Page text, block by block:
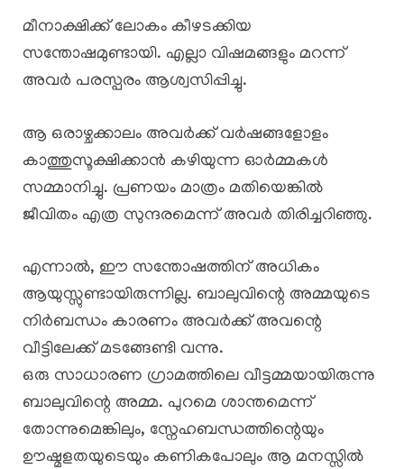
മീനാക്ഷിക്ക് ലോകം കീഴടക്കിയ
സന്തോഷമുണ്ടായി. എല്ലാ വിഷമങ്ങളും മറന്ന്
അവർ പരസ്പരം ആശ്വസിപ്പിച്ചു.
ആ ഒരാഴ്ചക്കാലം അവർക്ക് വർഷങ്ങളോളം
കാത്തുസൂക്ഷിക്കാൻ കഴിയുന്ന ഓർമ്മകൾ
സമ്മാനിച്ചു. പ്രണയം മാത്രം മതിയെങ്കിൽ
ജീവിതം എത്ര സുന്ദരമെന്ന് അവർ തിരിച്ചറിഞ്ഞു.
എന്നാൽ, ഈ സന്തോഷത്തിന് അധികം
ആയുസ്സുണ്ടായിരുന്നില്ല. ബാലുവിന്റെ അമ്മയുടെ
നിർബന്ധം കാരണം അവർക്ക് അവന്റെ
വീട്ടിലേക്ക് മടങ്ങേണ്ടി വന്നു.
ഒരു സാധാരണ ഗ്രാമത്തിലെ വീട്ടമ്മയായിരുന്നു
ബാലുവിന്റെ അമ്മ. പുറമെ ശാന്തമെന്ന്
തോന്നുമെങ്കിലും, സ്നേഹബന്ധത്തിന്റെയും
ഊഷ്മളതയുടെയും കണികപോലും ആ മനസ്സിൽ